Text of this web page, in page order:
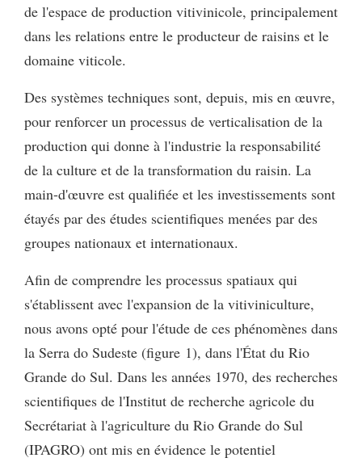
de l'espace de production vitivinicole, principalement
dans les relations entre le producteur de raisins et le
domaine viticole.
Des systèmes techniques sont, depuis, mis en œuvre,
pour renforcer un processus de verticalisation de la
production qui donne à l'industrie la responsabilité
de la culture et de la transformation du raisin. La
main-d'œuvre est qualifiée et les investissements sont
étayés par des études scientifiques menées par des
groupes nationaux et internationaux.
Afin de comprendre les processus spatiaux qui
s'établissent avec l'expansion de la vitiviniculture,
nous avons opté pour l'étude de ces phénomènes dans
la Serra do Sudeste (figure 1), dans l'État du Rio
Grande do Sul. Dans les années 1970, des recherches
scientifiques de l'Institut de recherche agricole du
Secrétariat à l'agriculture du Rio Grande do Sul
(IPAGRO) ont mis en évidence le potentiel